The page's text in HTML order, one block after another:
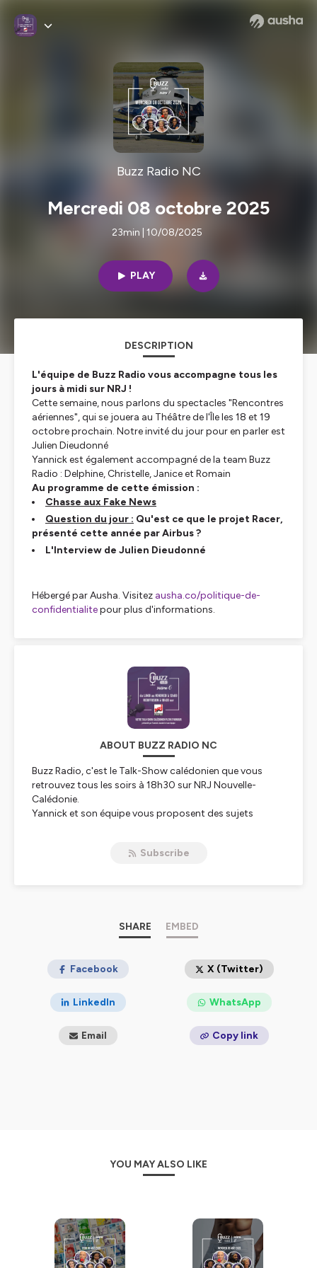
Buzz Radio NC
Mercredi 08 octobre 2025
23min | 10/08/2025
PLAY
DESCRIPTION
L'équipe de Buzz Radio vous accompagne tous les
jours à midi sur NRJ !
Cette semaine, nous parlons du spectacles "Rencontres
aériennes", qui se jouera au Théâtre de l'Île les 18 et 19
octobre prochain. Notre invité du jour pour en parler est
Julien Dieudonné
Yannick est également accompagné de la team Buzz
Radio : Delphine, Christelle, Janice et Romain
Au programme de cette émission :
Chasse aux Fake News
Question du jour : Qu'est ce que le projet Racer,
présenté cette année par Airbus ?
L'Interview de Julien Dieudonné
Hébergé par Ausha. Visitez ausha.co/politique-de-
confidentialitepour plus d'informations.
ABOUT BUZZ RADIO NC
Buzz Radio, c'est le Talk-Show calédonien que vous
retrouvez tous les soirs à 18h30 sur NRJ Nouvelle-
Calédonie.
Yannick et son équipe vous proposent des sujets
Hébergé par Ausha. Visitezausha.co/politique-de-
Subscribe
SHARE EMBED
Facebook X (Twitter)
LinkedIn WhatsApp
Email Copy link
YOU MAY ALSO LIKE